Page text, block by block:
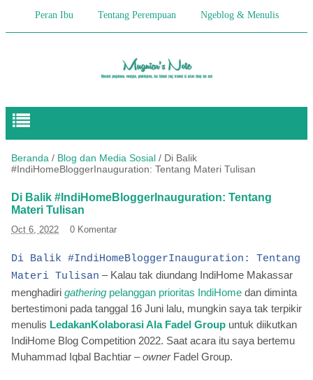
Peran Ibu Tentang Perempuan Ngeblog & Menulis
Pendidikan Anak
Beranda / Blog dan Media Sosial / Di Balik
#IndiHomeBloggerInauguration: Tentang Materi Tulisan
Di Balik #IndiHomeBloggerInauguration: Tentang
Materi Tulisan
Oct 6, 2022 0 Komentar
Di Balik #IndiHomeBloggerInauguration: Tentang
Materi Tulisan – Kalau tak diundang IndiHome Makassar
menghadiri gathering pelanggan prioritas IndiHome dan diminta
bertestimoni pada tanggal 16 Juni lalu, mungkin saya tak terpikir
menulis LedakanKolaborasi Ala Fadel Group untuk diikutkan
IndiHome Blog Competition 2022. Saat acara itu saya bertemu
Muhammad Iqbal Bachtiar –owner Fadel Group.